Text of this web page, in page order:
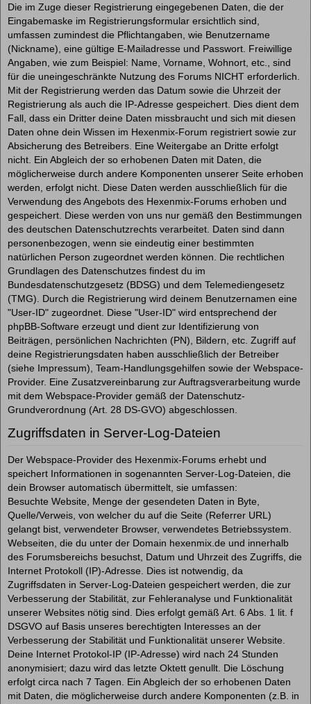
Die im Zuge dieser Registrierung eingegebenen Daten, die der
Eingabemaske im Registrierungsformular ersichtlich sind,
umfassen zumindest die Pflichtangaben, wie Benutzername
(Nickname), eine gültige E-Mailadresse und Passwort. Freiwillige
Angaben, wie zum Beispiel: Name, Vorname, Wohnort, etc., sind
für die uneingeschränkte Nutzung des Forums NICHT erforderlich.
Mit der Registrierung werden das Datum sowie die Uhrzeit der
Registrierung als auch die IP-Adresse gespeichert. Dies dient dem
Fall, dass ein Dritter deine Daten missbraucht und sich mit diesen
Daten ohne dein Wissen im Hexenmix-Forum registriert sowie zur
Absicherung des Betreibers. Eine Weitergabe an Dritte erfolgt
nicht. Ein Abgleich der so erhobenen Daten mit Daten, die
möglicherweise durch andere Komponenten unserer Seite erhoben
werden, erfolgt nicht. Diese Daten werden ausschließlich für die
Verwendung des Angebots des Hexenmix-Forums erhoben und
gespeichert. Diese werden von uns nur gemäß den Bestimmungen
des deutschen Datenschutzrechts verarbeitet. Daten sind dann
personenbezogen, wenn sie eindeutig einer bestimmten
natürlichen Person zugeordnet werden können. Die rechtlichen
Grundlagen des Datenschutzes findest du im
Bundesdatenschutzgesetz (BDSG) und dem Telemediengesetz
(TMG). Durch die Registrierung wird deinem Benutzernamen eine
"User-ID" zugeordnet. Diese "User-ID" wird entsprechend der
phpBB-Software erzeugt und dient zur Identifizierung von
Beiträgen, persönlichen Nachrichten (PN), Bildern, etc. Zugriff auf
deine Registrierungsdaten haben ausschließlich der Betreiber
(siehe Impressum), Team-Handlungsgehilfen sowie der Webspace-
Provider. Eine Zusatzvereinbarung zur Auftragsverarbeitung wurde
mit dem Webspace-Provider gemäß der Datenschutz-
Grundverordnung (Art. 28 DS-GVO) abgeschlossen.
Zugriffsdaten in Server-Log-Dateien
Der Webspace-Provider des Hexenmix-Forums erhebt und
speichert Informationen in sogenannten Server-Log-Dateien, die
dein Browser automatisch übermittelt, sie umfassen:
Besuchte Website, Menge der gesendeten Daten in Byte,
Quelle/Verweis, von welcher du auf die Seite (Referrer URL)
gelangt bist, verwendeter Browser, verwendetes Betriebssystem.
Webseiten, die du unter der Domain hexenmix.de und innerhalb
des Forumsbereichs besuchst, Datum und Uhrzeit des Zugriffs, die
Internet Protokoll (IP)-Adresse. Dies ist notwendig, da
Zugriffsdaten in Server-Log-Dateien gespeichert werden, die zur
Verbesserung der Stabilität, zur Fehleranalyse und Funktionalität
unserer Websites nötig sind. Dies erfolgt gemäß Art. 6 Abs. 1 lit. f
DSGVO auf Basis unseres berechtigten Interesses an der
Verbesserung der Stabilität und Funktionalität unserer Website.
Deine Internet Protokol-IP (IP-Adresse) wird nach 24 Stunden
anonymisiert; dazu wird das letzte Oktett genullt. Die Löschung
erfolgt circa nach 7 Tagen. Ein Abgleich der so erhobenen Daten
mit Daten, die möglicherweise durch andere Komponenten (z.B. in